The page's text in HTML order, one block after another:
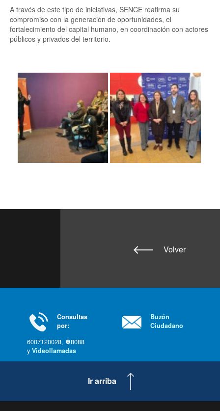
A través de este tipo de iniciativas, SENCE reafirma su
compromiso con la generación de oportunidades, el
fortalecimiento del capital humano, en coordinación con actores
públicos y privados del territorio.
Volver
Consultas
por:
6007120028, ✽8088
y Videollamadas
Buzón
Ciudadano
Ir arriba